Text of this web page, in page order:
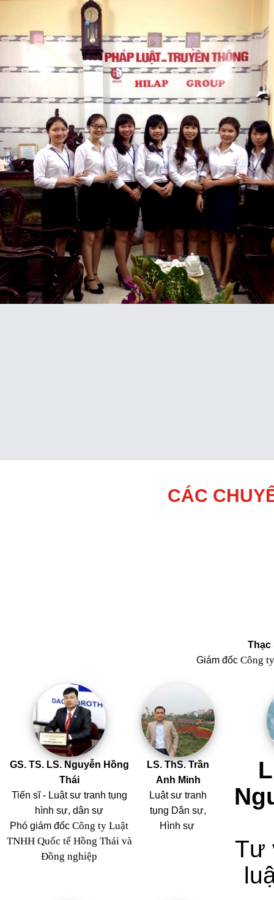
CÁC
Thạc
Giám đốc Công
GS. TS. LS. Nguyễn Hồng
Thái
Tiến sĩ - Luật sư tranh tụng
hình sự, dân sự
Phó giám đốc Công ty Luật
TNHH Quốc tế Hồng Thái và
Đồng nghiệp
LS. ThS. Trần
Anh Minh
Luật sư tranh
tụng Dân sự,
Hình sự
Tư